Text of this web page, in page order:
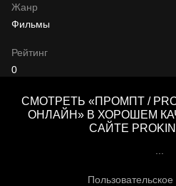
Жанр
Фильмы
Рейтинг
0
СМОТРЕТЬ «ПРОМПТ /
ОНЛАЙН» В ХОРОШЕМ
САЙТЕ